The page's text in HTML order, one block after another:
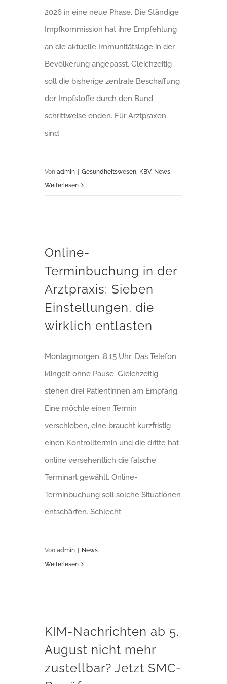
2026 in eine neue Phase. Die Ständige
Impfkommission hat ihre Empfehlung
an die aktuelle Immunitätslage in der
Bevölkerung angepasst. Gleichzeitig
soll die bisherige zentrale Beschaffung
der Impfstoffe durch den Bund
schrittweise enden. Für Arztpraxen
sind
Vonadmin | Gesundheitswesen KBV, News
Weiterlesen
Online-
Terminbuchung in der
Arztpraxis: Sieben
Einstellungen, die
wirklich entlasten
Montagmorgen, 8:15 Uhr: Das Telefon
klingelt ohne Pause. Gleichzeitig
stehen drei Patientinnen am Empfang.
Eine möchte einen Termin
verschieben, eine braucht kurzfristig
einen Kontrolltermin und die dritte hat
online versehentlich die falsche
Terminart gewählt. Online-
Terminbuchung soll solche Situationen
entschärfen. Schlecht
Vonadmin | News
Weiterlesen
KIM-Nachrichten ab 5.
August nicht mehr
zustellbar? Jetzt SMC-